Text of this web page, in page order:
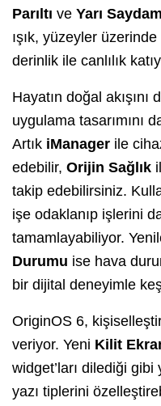
Parıltı ve Yarı
ışık, yüzeyler
derinlik ile canlılık
Hayatın doğal
uygulama tasarımını
Artık iManager ile
edebilir, Orijin Sağlık
takip edebilirsiniz.
işe odaklanıp işlerini
tamamlayabiliyor.
Durumu ise hava
bir dijital deneyimle
OriginOS 6,
veriyor. Yeni Kilit
widget’ları dilediği
yazı tiplerini